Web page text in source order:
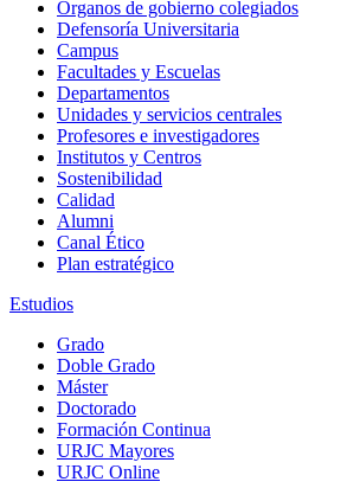
Órganos de gobierno colegiados
Defensoría Universitaria
Campus
Facultades y Escuelas
Departamentos
Unidades y servicios centrales
Profesores e investigadores
Institutos y Centros
Sostenibilidad
Calidad
Alumni
Canal Ético
Plan estratégico
Estudios
Grado
Doble Grado
Máster
Doctorado
Formación Continua
URJC Mayores
URJC Online